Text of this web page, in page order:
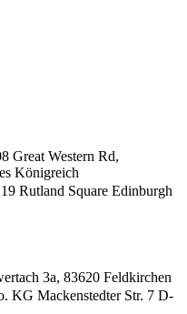
Great Western Rd,
Königreich
Rutland Square Edinburgh
3a, 83620 Feldkirchen
KG Mackenstedter Str. 7 D-